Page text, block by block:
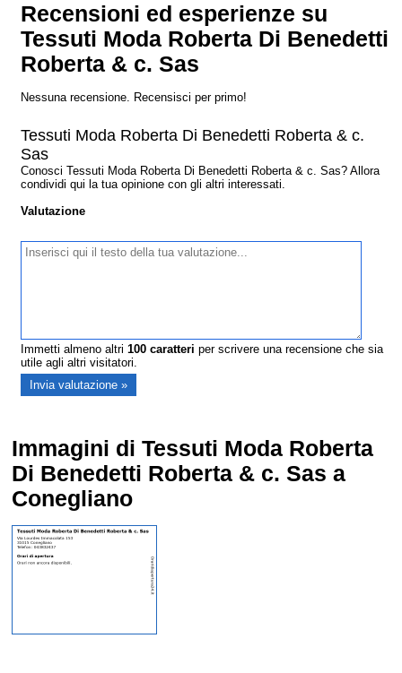
Recensioni ed esperienze su
Tessuti Moda Roberta Di Benedetti
Roberta & c. Sas
Nessuna recensione. Recensisci per primo!
Tessuti Moda Roberta Di Benedetti Roberta & c.
Sas
Conosci Tessuti Moda Roberta Di Benedetti Roberta & c. Sas? Allora
condividi qui la tua opinione con gli altri interessati.
Valutazione
Immetti almeno altri100 caratteri per scrivere una recensione che sia
utile agli altri visitatori.
Immagini di Tessuti Moda Roberta
Di Benedetti Roberta & c. Sas a
Conegliano